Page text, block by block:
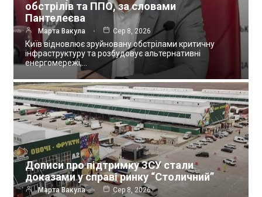
обстрілів та ППО, за словами
Пантелеєва
Марта Вакула Сер 8, 2026
Київ відновлює зруйновану обстрілами критичну
інфраструктуру та розбудовує альтернативні
енергомережі,…
Дописи про підтримку ЗСУ стали
доказами у справі ринку “Столичний”
Марта Вакула Сер 8, 2026